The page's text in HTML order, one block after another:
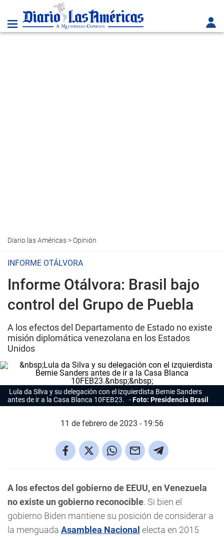
Diario las Américas>Opinión
INFORME OTÁLVORA
Informe Otálvora: Brasil bajo
control del Grupo de Puebla
A los efectos del Departamento de Estado no existe
misión diplomática venezolana en los Estados
Unidos
Lula da Silva y su delegación con el izquierdista Bernie Sanders
antes de ir a la Casa Blanca 10FEB23.
Foto: Presidencia Brasil
11 de febrero de 2023 - 19:56
A los efectos del gobierno de EEUU, en Venezuela
no existe un gobierno reconocible. Si bien el
gobierno Biden mantiene su posición de considerar a
la menguada Asamblea Nacional electa en 2015